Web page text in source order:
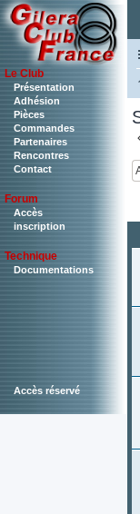
Le Club
Présentation
Adhésion
Pièces
Commandes
Partenaires
Rencontres
Contact
Forum
Accès
inscription
Technique
Documentations
Accès réservé